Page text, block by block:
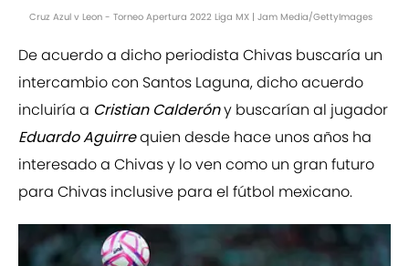
Cruz Azul v Leon - Torneo Apertura 2022 Liga MX | Jam Media/GettyImages
De acuerdo a dicho periodista Chivas buscaría un
intercambio con Santos Laguna, dicho acuerdo
incluiría a Cristian Calderóny buscarían al jugador
Eduardo Aguirrequien desde hace unos años ha
interesado a Chivas y lo ven como un gran futuro
para Chivas inclusive para el fútbol mexicano.